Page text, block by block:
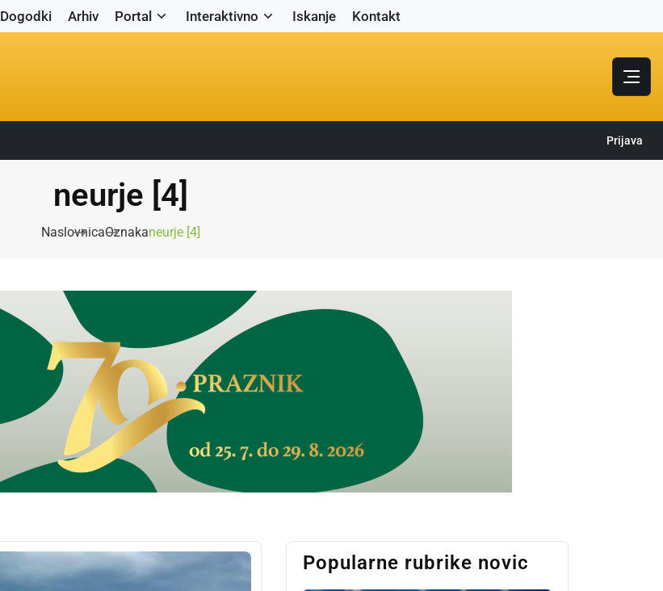
Dogodki Arhiv Portal Interaktivno Iskanje Kontakt
Prijava
neurje [4]
NaslovnicaOznakaneurje [4]
Popularne rubrike novic